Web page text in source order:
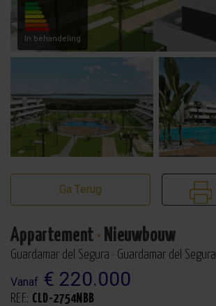
In behandeling
Ga Terug
Appartement · Nieuwbouw
Guardamar del Segura · Guardamar del Segura
Vanaf € 220.000
REF.: CLD-2754NBB